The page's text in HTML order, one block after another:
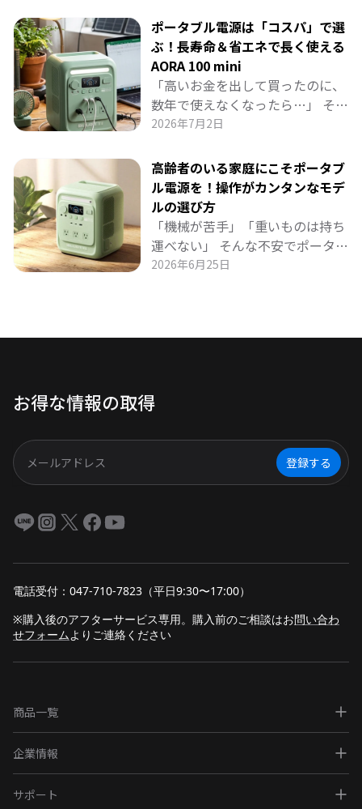
は、豊富なポート（AC・USB-Cな
ど）で家族のスマホ・PC・照明を
同時に給電できる「日常の万能電
源」です。 リビングやワークスペ
ースに置いてコンセントの死角を
解消したり、停電時にもシームレ
い活用法を詳しく紹介します。
ポータブル電源は「コスパ」で選
ぶ！長寿命＆省エネで長く使える
AORA 100 mini
「高いお金を出して買ったのに、
数年で使えなくなったら…」 そん
な不安を解消する、長く使えるポ
ます。 BLUETTI「AORA 100
mini」は、6000回充放電サイク
ルという驚異の耐久性と省エネ設
計で、約17年も安心して使い続け
られる1kWhクラス最強候補。 日
常の節電から防災まで、長期的コ
2026年7月2日
高齢者のいる家庭にこそポータブ
ル電源を！操作がカンタンなモデ
ルの選び方
「機械が苦手」「重いものは持ち
運べない」 そんな不安でポータブ
ル電源を諦めていませんか？ 高齢
チ操作、介護機器を止めないUPS
から停電時の備えまで、シニア世
力を詳しく紹介します。
2026年6月25日
お得な情報の取得
登録する
電話受付：047-710-7823（平日9:30〜17:00）
※購入後のアフターサービス専用。購入前のご相談はお問い合わ
せフォームよりご連絡ください
商品一覧
企業情報
サポート